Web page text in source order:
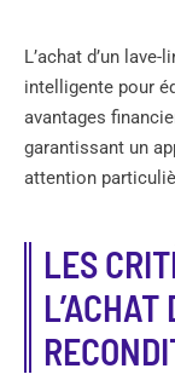
L’achat d’un
intelligente pour
avantages
garantissant un
attention
LES